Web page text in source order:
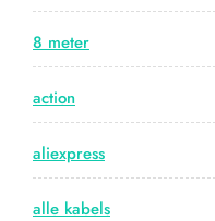
8 meter
action
aliexpress
alle kabels